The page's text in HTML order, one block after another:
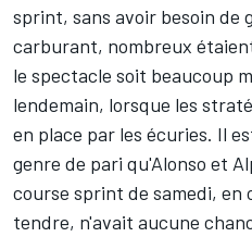
sprint, sans avoir besoin de
carburant, nombreux
le spectacle soit beaucoup
lendemain, lorsque les
en place par les écuries. Il
genre de pari qu'Alonso et
course sprint de samedi,
tendre, n'avait aucune